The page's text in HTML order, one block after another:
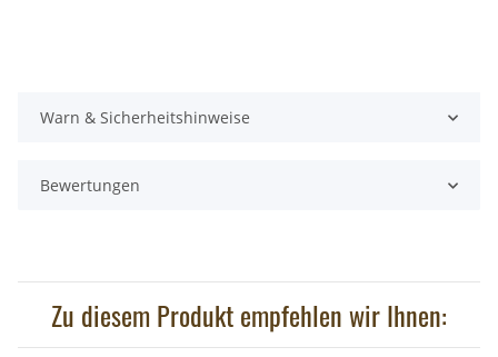
Warn & Sicherheitshinweise
Bewertungen
Zu diesem Produkt empfehlen wir Ihnen: